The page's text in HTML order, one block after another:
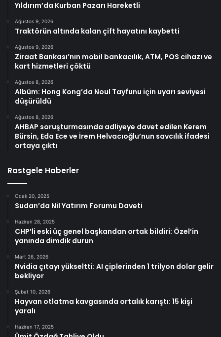
Yıldırım’da Kurban Pazarı Hareketli
Ağustos 9, 2026
Traktörün altında kalan çift hayatını kaybetti
Ağustos 9, 2026
Ziraat Bankası’nın mobil bankacılık, ATM, POS cihazı ve
kart hizmetleri çöktü
Ağustos 8, 2026
Albüm: Hong Kong’da Noul Tayfunu için uyarı seviyesi
düşürüldü
Ağustos 8, 2026
AHBAP soruşturmasında adliyeye davet edilen Kerem
Bürsin, Eda Ece ve İrem Helvacıoğlu’nun savcılık ifadesi
ortaya çıktı
Rastgele Haberler
Ocak 20, 2025
Sudan’da Nil Yatırım Forumu Daveti
Haziran 28, 2025
CHP’li eski üç genel başkandan ortak bildiri: Özel’in
yanında dimdik durun
Mart 26, 2026
Nvidia çıtayı yükseltti: AI çiplerinden 1 trilyon dolar gelir
bekliyor
Şubat 10, 2026
Hayvan otlatma kavgasında ortalık karıştı: 15 kişi
yaralı
Haziran 17, 2025